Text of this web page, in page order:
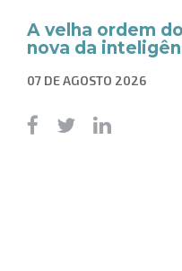
A velha ordem
nova da
07 DE AGOSTO 2026